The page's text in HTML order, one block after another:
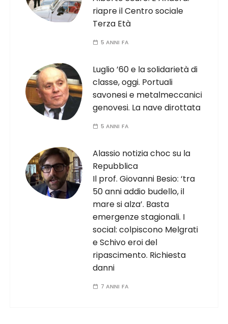
riapre il Centro sociale
Terza Età
5 ANNI FA
Luglio ’60 e la solidarietà di
classe, oggi. Portuali
savonesi e metalmeccanici
genovesi. La nave dirottata
5 ANNI FA
Alassio notizia choc su la
Repubblica
Il prof. Giovanni Besio: ‘tra
50 anni addio budello, il
mare si alza’. Basta
emergenze stagionali. I
social: colpiscono Melgrati
e Schivo eroi del
ripascimento. Richiesta
danni
7 ANNI FA